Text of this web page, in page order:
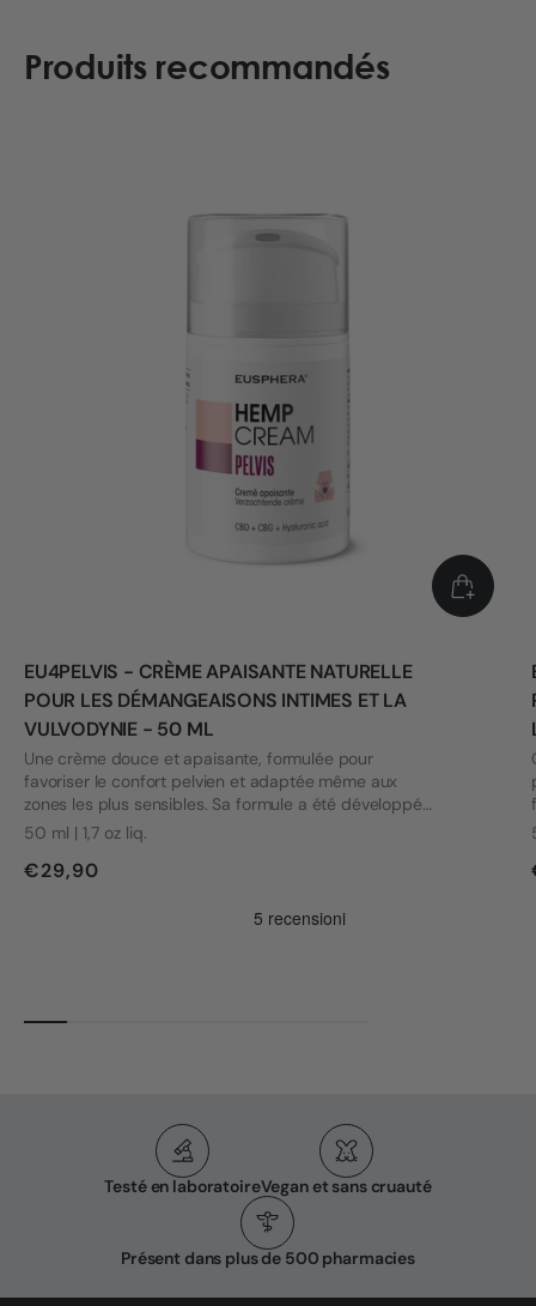
Produits recommandés
EU4PELVIS - CRÈME APAISANTE NATURELLE
POUR LES DÉMANGEAISONS INTIMES ET LA
VULVODYNIE - 50 ML
Une crème douce et apaisante, formulée pour
favoriser le confort pelvien et adaptée même aux
zones les plus sensibles. Sa formule a été développée
en tenant compte des besoins des personnes
souffrant de vulvodynie et d'autres problèmes intimes.
50 ml | 1,7 oz liq.
€29,90
Testé en laboratoireVegan et sans cruauté
Présent dans plus de 500 pharmacies